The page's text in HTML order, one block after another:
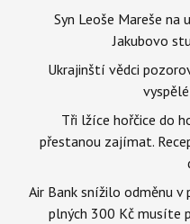
Syn Leoše Mareše na
Jakubovo
Ukrajinští vědci
Tři lžíce hořčice do
přestanou zajímat.
Air Bank snížilo odměnu v
plných 300 Kč musíte